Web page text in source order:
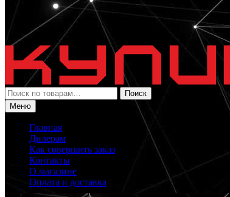
Искать:
Поиск
Меню
Главная
Дилерам
Как совершить заказ
Контакты
О магазине
Оплата и доставка